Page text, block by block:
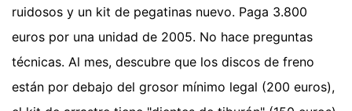
ruidosos y un kit de pegatinas nuevo. Paga 3.800
euros por una unidad de 2005. No hace preguntas
técnicas. Al mes, descubre que los discos de freno
están por debajo del grosor mínimo legal (200 euros),